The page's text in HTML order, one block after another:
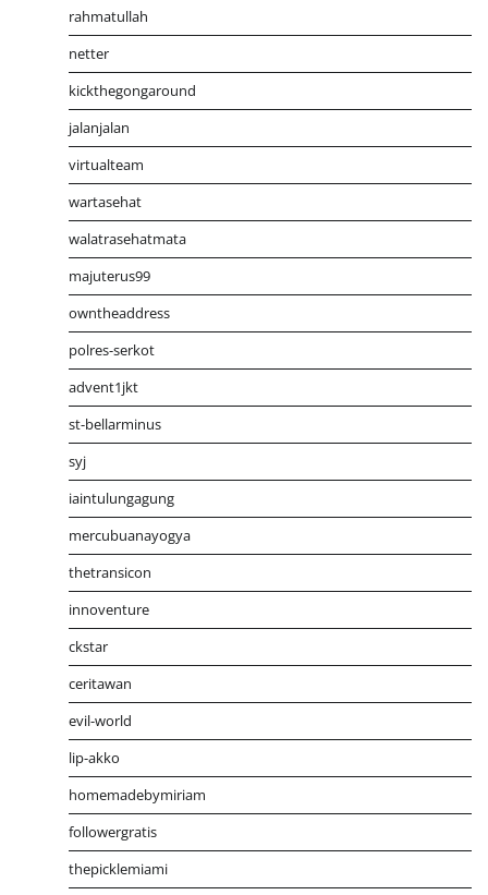
rahmatullah
netter
kickthegongaround
jalanjalan
virtualteam
wartasehat
walatrasehatmata
majuterus99
owntheaddress
polres-serkot
advent1jkt
st-bellarminus
syj
iaintulungagung
mercubuanayogya
thetransicon
innoventure
ckstar
ceritawan
evil-world
lip-akko
homemadebymiriam
followergratis
thepicklemiami